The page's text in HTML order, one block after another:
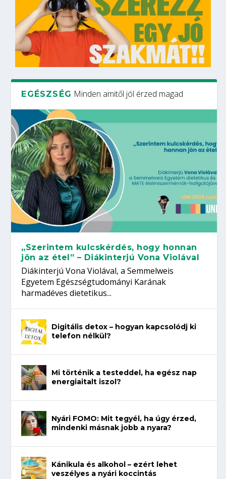
EGÉSZSÉG Minden amitől jól érzed magad
„Szerintem kulcskérdés, hogy honnan
jön az étel” – Diákinterjú Vona Violával
Diákinterjú Vona Violával, a Semmelweis
Egyetem Egészségtudományi Karának
harmadéves dietetikus...
Digitális detox – hogyan kapcsolódj ki
telefon nélkül?
Mi történik a testeddel, ha egész nap
energiaitalt iszol?
Nyári FOMO: Mit tegyél, ha úgy érzed,
mindenki másnak jobb a nyara?
Kánikula és alkohol – ezért lehet
veszélyes a nyári koccintás